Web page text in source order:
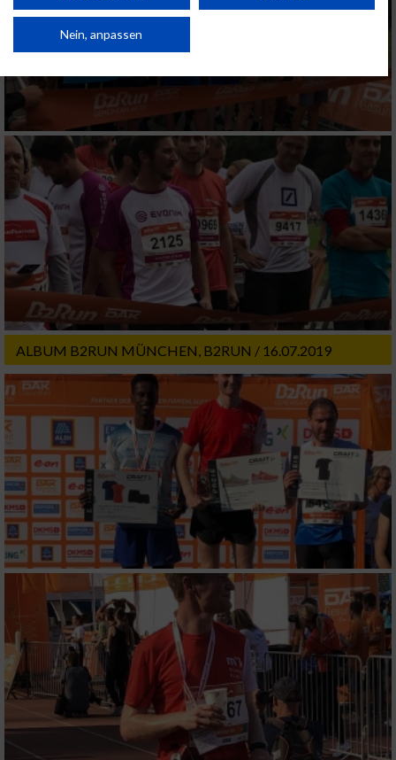
ALBUM B2RUN MÜNCHEN, B2RUN / 16.07.2019
von Inhalten.
Daten können außerhalb der Europäischen Union weitergegeben und in die
Website/App.
Partnerliste anzeigen (1 IAB-Anbieter)
Wir nutzen Ihre Daten für folgende Zwecke:
IAB-Verarbeitungszwecke:
Speichern von oder Zugriff auf Informationen
auf einem Endgerät
Verwendung reduzierter Daten zur Auswahl
von Werbeanzeigen
Erstellung von Profilen für personalisierte
Werbung
Verwendung von Profilen zur Auswahl
personalisierter Werbung
Erstellung von Profilen zur Personalisierung
von Inhalten
Verwendung von Profilen zur Auswahl
personalisierter Inhalte
Messung der Werbeleistung
Messung der Performance von Inhalten
Analyse von Zielgruppen durch Statistiken
oder Kombinationen von Daten aus
verschiedenen Quellen
Entwicklung und Verbesserung der Angebote
Verwendung reduzierter Daten zur Auswahl
Nein, anpassen